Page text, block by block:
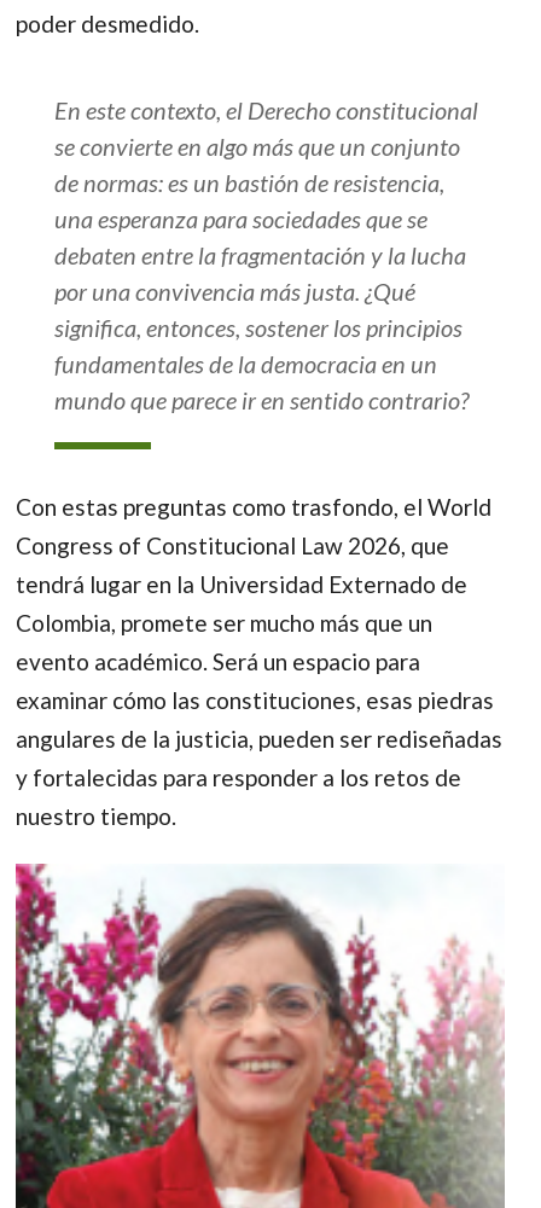
poder desmedido.
En este contexto, el Derecho constitucional
se convierte en algo más que un conjunto
de normas: es un bastión de resistencia,
una esperanza para sociedades que se
debaten entre la fragmentación y la lucha
por una convivencia más justa. ¿Qué
significa, entonces, sostener los principios
fundamentales de la democracia en un
mundo que parece ir en sentido contrario?
Con estas preguntas como trasfondo, el World
Congress of Constitucional Law 2026, que
tendrá lugar en la Universidad Externado de
Colombia, promete ser mucho más que un
evento académico. Será un espacio para
examinar cómo las constituciones, esas piedras
angulares de la justicia, pueden ser rediseñadas
y fortalecidas para responder a los retos de
nuestro tiempo.